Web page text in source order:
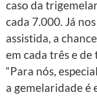
caso da
cada 7.000. Já
assistida, a
em cada três e de
“Para nós,
a gemelaridade é